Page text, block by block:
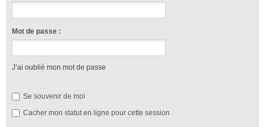
Mot de passe :
J’ai oublié mon mot de passe
Se souvenir de moi
Cacher mon statut en ligne pour cette session